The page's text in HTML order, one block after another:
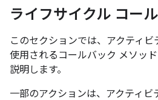
ライフサイクル コー
このセクションでは、アクティ
使用されるコールバック メソッ
説明します。
一部のアクションは、アクティビ